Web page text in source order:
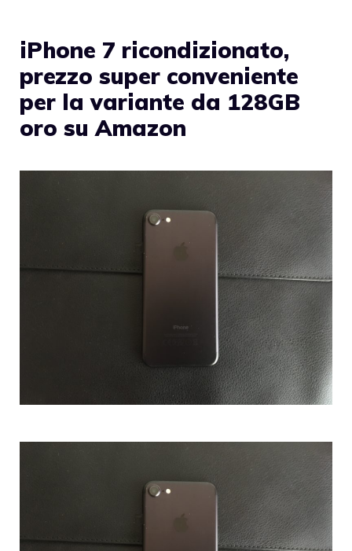
iPhone 7 ricondizionato,
prezzo super conveniente
per la variante da 128GB
oro su Amazon